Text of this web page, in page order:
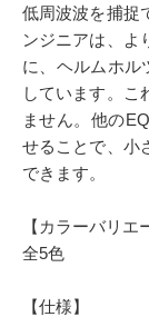
低周波波を捕捉
ンジニアは、よ
に、ヘルムホル
しています。こ
ません。他の
せることで、小
できます。
【カラーバリエ
全5色
【仕様】